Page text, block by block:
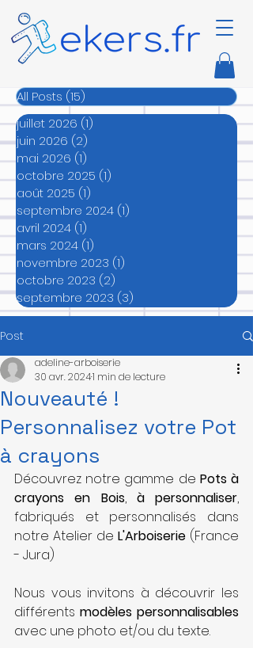
All Posts (15)
juillet 2026 (1)
juin 2026 (2)
mai 2026 (1)
octobre 2025 (1)
août 2025 (1)
septembre 2024 (1)
avril 2024 (1)
mars 2024 (1)
novembre 2023 (1)
octobre 2023 (2)
septembre 2023 (3)
Post
Nouveauté !
Personnalisez votre Pot
à crayons
adeline-arboiserie
30 avr. 20241 min de lecture
Découvrez notre gamme de Pots à
crayons en Bois, à personnaliser,
fabriqués et personnalisés dans
notre Atelier de L'Arboiserie (France
- Jura)
Nous vous invitons à découvrir les
différents modèles personnalisables
avec une photo et/ou du texte.